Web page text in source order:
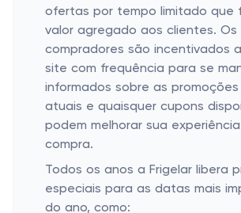
ofertas por tempo limitado que
valor agregado aos clientes. Os
compradores são incentivados
site com frequência para se
informados sobre as promoções
atuais e quaisquer cupons
podem melhorar sua
compra.
Todos os anos a Frigelar libera
especiais para as datas mais
do ano, como: